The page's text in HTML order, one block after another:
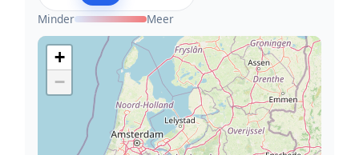
Minder
Meer
+
−